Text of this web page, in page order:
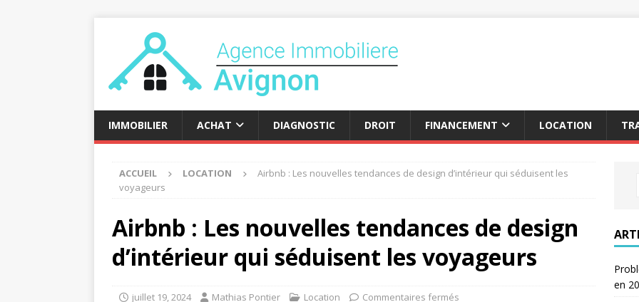
IMMOBILIER ACHAT DIAGNOSTIC DROIT FINANCEMENT LOCATION
ACCUEIL LOCATION
Airbnb : Les nouvelles tendances de design d’intérieur qui séduisent les
voyageurs
Airbnb : Les nouvelles tendances de design
d’intérieur qui séduisent les voyageurs
juillet 19, 2024 Mathias Pontier Location Commentaires fermés
en